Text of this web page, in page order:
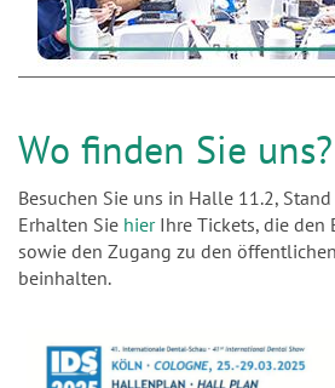
Wo finden Sie uns?
Besuchen Sie uns in Halle 11.2,
Erhalten Sie hierIhre Tickets, die den
sowie den Zugang zu den
beinhalten.